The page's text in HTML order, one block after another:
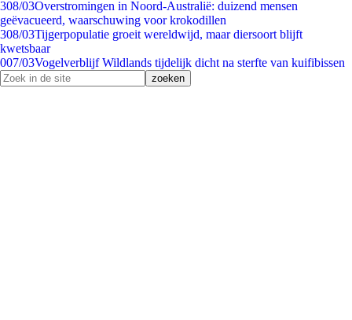
308/03Overstromingen in Noord-Australië: duizend mensen
geëvacueerd, waarschuwing voor krokodillen
308/03Tijgerpopulatie groeit wereldwijd, maar diersoort blijft
kwetsbaar
007/03Vogelverblijf Wildlands tijdelijk dicht na sterfte van kuifibissen